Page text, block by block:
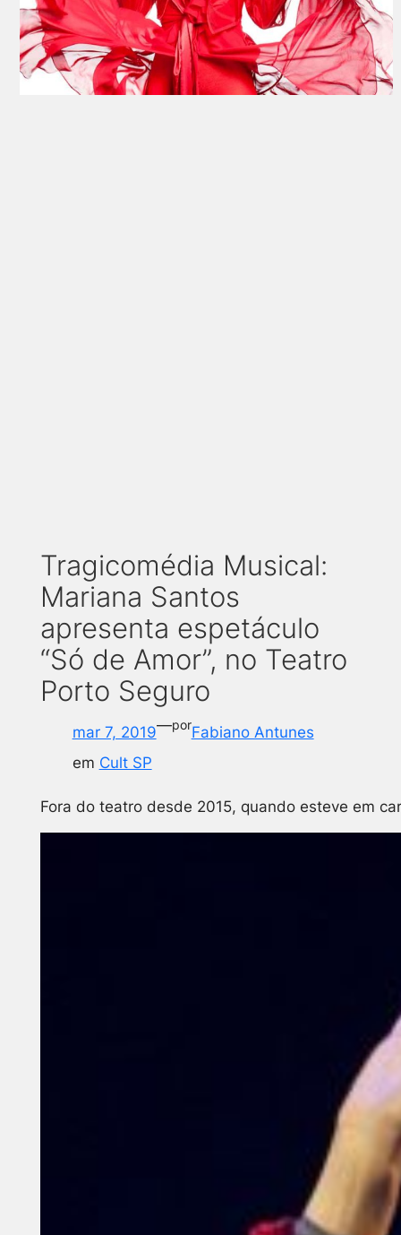
Tragicomédia Musical:
Mariana Santos
apresenta espetáculo
“Só de Amor”, no Teatro
Porto Seguro
mar 7, 2019—porFabiano Antunes
em Cult SP
Fora do teatro desde 2015, quando esteve em